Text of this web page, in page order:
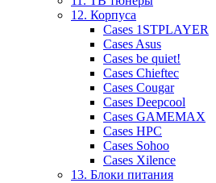
12. Корпуса
Cases 1STPLAYER
Cases Asus
Cases be quiet!
Cases Chieftec
Cases Cougar
Cases Deepcool
Cases GAMEMAX
Cases HPC
Cases Sohoo
Cases Xilence
13. Блоки питания